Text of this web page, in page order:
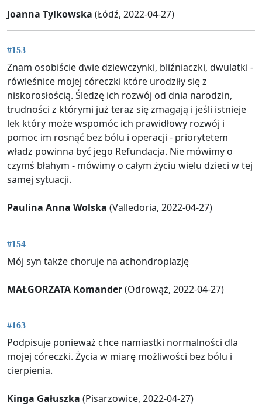
Joanna Tylkowska (Łódź, 2022-04-27)
#153
Znam osobiście dwie dziewczynki, bliźniaczki, dwulatki -
rówieśnice mojej córeczki które urodziły się z
niskorosłością. Śledzę ich rozwój od dnia narodzin,
trudności z którymi już teraz się zmagają i jeśli istnieje
lek który może wspomóc ich prawidłowy rozwój i
pomoc im rosnąć bez bólu i operacji - priorytetem
władz powinna być jego Refundacja. Nie mówimy o
czymś błahym - mówimy o całym życiu wielu dzieci w tej
samej sytuacji.
Paulina Anna Wolska (Valledoria, 2022-04-27)
#154
Mój syn także choruje na achondroplazję
MAŁGORZATA Komander(Odrowąż, 2022-04-27)
#163
Podpisuje ponieważ chce namiastki normalności dla
mojej córeczki. Życia w miarę możliwości bez bólu i
cierpienia.
Kinga Gałuszka (Pisarzowice, 2022-04-27)